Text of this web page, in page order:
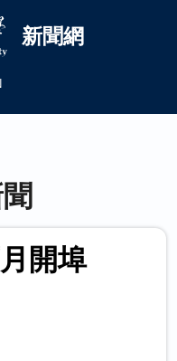
新聞網
開埠